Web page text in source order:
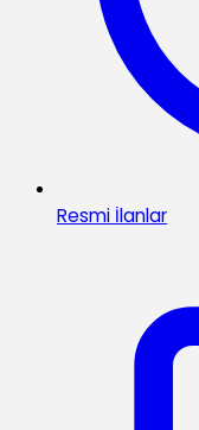
Resmi İlanlar